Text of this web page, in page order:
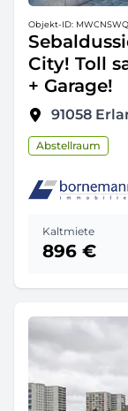
Objekt-ID:
City! Toll
+ Garage!
91058
Abstellraum
Kaltmiete
896 €